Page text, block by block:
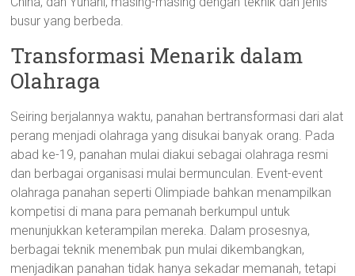
busur yang berbeda.
Transformasi Menarik dalam
Olahraga
Seiring berjalannya waktu, panahan bertransformasi dari alat
perang menjadi olahraga yang disukai banyak orang. Pada
abad ke-19, panahan mulai diakui sebagai olahraga resmi
dan berbagai organisasi mulai bermunculan. Event-event
olahraga panahan seperti Olimpiade bahkan menampilkan
kompetisi di mana para pemanah berkumpul untuk
menunjukkan keterampilan mereka. Dalam prosesnya,
berbagai teknik menembak pun mulai dikembangkan,
menjadikan panahan tidak hanya sekadar memanah, tetapi